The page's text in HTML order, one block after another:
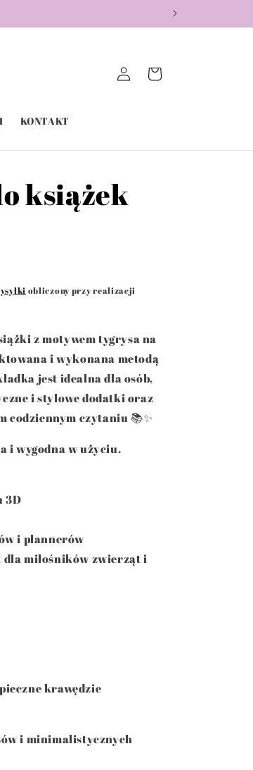
KONTAKT
Zaloguj
się
Koszyk
książek
obliczony przy realizacji
z motywem tygrysa na
i wykonana metodą
jest idealna dla osób,
i stylowe dodatki oraz
codziennym czytaniu 📚✨
i wygodna w użyciu.
3D
i plannerów
dla miłośników zwierząt i
krawędzie
i minimalistycznych